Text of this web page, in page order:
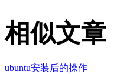
相似文章
ubuntu安装后的操作